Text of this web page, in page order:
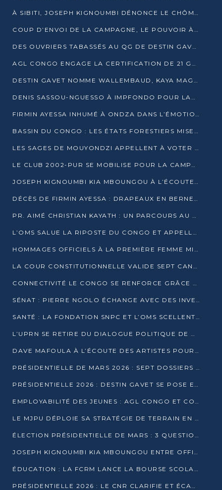
À SIBITI, JOSEPH KIGNOUMBI DÉNONCE LE CHÔMAGE ET LES DÉFAILLANCES DE L’ÉTAT
COUP D’ENVOI DE LA CAMPAGNE, LE POUVOIR À POINTE-NOIRE, L’OPPOSITION À OUESSO ET SIBITI
DES OUVRIERS TABASSÉS AU QG DE DESTIN GAVET À 24 HEURES DE L’OUVERTURE DE LA CAMPAGNE
AGL CONGO ENGAGE LA CERTIFICATION DE 21 GRUTIERS AUX NORMES INTERNATIONALES
DESTIN GAVET NOMME WALLEMBAUD, KAYA MAGANE, BOUDZIKA ET MBOUSSA-ELLAH AUX COMMANDES DE SA CAMPAGNE
DENIS SASSOU-NGUESSO À IMPFONDO POUR LANCER LE CORRIDOR 13
FIRMIN AYESSA INHUMÉ À ONDZA DANS L’ÉMOTION ET LE RECUEILLEMENT
BASSIN DU CONGO : LES ÉTATS FORESTIERS MISENT SUR LES MARCHÉS CARBONE
LES SAGES DE MOUYONDZI APPELLENT À VOTER DENIS SASSOU-NGUESSO
LE CLUB 2002-PUR SE MOBILISE POUR LA CAMPAGNE
JOSEPH KIGNOUMBI KIA MBOUNGOU À L’ÉCOUTE DE TALANGAÏ
DÉCÈS DE FIRMIN AYESSA : DRAPEAUX EN BERNE LUNDI
PR. AIMÉ CHRISTIAN KAYATH : UN PARCOURS AU SERVICE DE LA RECHERCHE ET DE L’INNOVATION
L’OMS SALUE LA RIPOSTE DU CONGO ET APPELLE À DES RÉFORMES DURABLES
HOMMAGES OFFICIELS À LA PREMIÈRE FEMME MINISTRE DU CONGO
LA COUR CONSTITUTIONNELLE VALIDE SEPT CANDIDATURES POUR LA PRÉSIDENTIELLE
CONNECTIVITÉ LE CONGO SE RENFORCE GRÂCE AU CÂBLE 2AFRICA
SÉNAT : PIERRE NGOLO ÉCHANGE AVEC DES INVESTISSEURS DU NUMÉRIQUE
SANTÉ : LA FONDATION SNPC ET L’OMS SCELLENT UN PARTENARIAT STRATÉGIQUE DE TROIS ANS
L’UPRN SE RETIRE DU DIALOGUE POLITIQUE DE DJAMBALA : TENSIONS DANS LE PRÉ-ÉLECTORAL CONGOLAIS
DAVE MAFOULA À L’ÉCOUTE DES ARTISTES POUR REDÉFINIR SA POLITIQUE CULTURELLE
PRÉSIDENTIELLE DE MARS 2026 : SEPT DOSSIERS DE CANDIDATURE ENREGISTRÉS À LA CLÔTURE DES DÉPÔTS
PRÉSIDENTIELLE 2026 : DESTIN GAVET SE POSE EN CANDIDAT DU « RAS-LE-BOL »
EMPLOYABILITÉ DES JEUNES : AGL CONGO ET CONGO TERMINAL S’ALLIENT À UCAC-ICAM
LE MJPU DÉPLOIE SA STRATÉGIE DE TERRAIN EN FAVEUR DE DSN
ÉLECTION PRÉSIDENTIELLE DE MARS : 3 QUESTIONS À UN EXPERT CONGOLAIS DE LA CYBERSÉCURITÉ
JOSEPH KIGNOUMBI KIA MBOUNGOU ENTRE OFFICIELLEMENT EN COURSE POUR LA PRÉSIDENTIELLE
ÉDUCATION : LA FCRM LANCE LA BOURSE SCOLAIRE FRANCINE-NTOUMI POUR PROMOUVOIR LES FILIÈRES SCIENTIFIQUES
PRÉSIDENTIELLE 2026 : LE CNR CLARIFIE ET ÉCARTE LA CANDIDATURE DU PASTEUR NTUMI